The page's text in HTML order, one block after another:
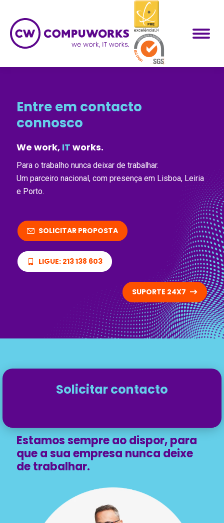
Entre em contacto
connosco
We work, IT works.
Para o trabalho nunca deixar de trabalhar.
Um parceiro nacional, com presença em Lisboa, Leiria
e Porto.
SOLICITAR PROPOSTA
LIGUE: 213 138 603
SUPORTE 24X7
Solicitar contacto
Estamos sempre ao dispor, para
que a sua empresa nunca deixe
de trabalhar.